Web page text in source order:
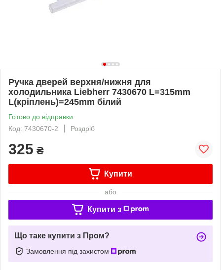
Ручка дверей верхня/нижня для
холодильника Liebherr 7430670 L=315mm
L(кріплень)=245mm білий
Готово до відправки
Код: 7430670-2
Роздріб
325 ₴
Купити
або
Купити з
Що таке купити з Пром?
Замовлення під захистом